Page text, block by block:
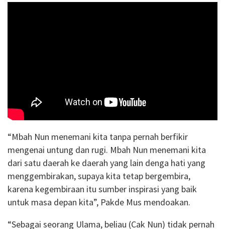
“Mbah Nun menemani kita tanpa pernah berfikir
mengenai untung dan rugi. Mbah Nun menemani kita
dari satu daerah ke daerah yang lain denga hati yang
menggembirakan, supaya kita tetap bergembira,
karena kegembiraan itu sumber inspirasi yang baik
untuk masa depan kita”, Pakde Mus mendoakan.
“Sebagai seorang Ulama, beliau (Cak Nun) tidak pernah